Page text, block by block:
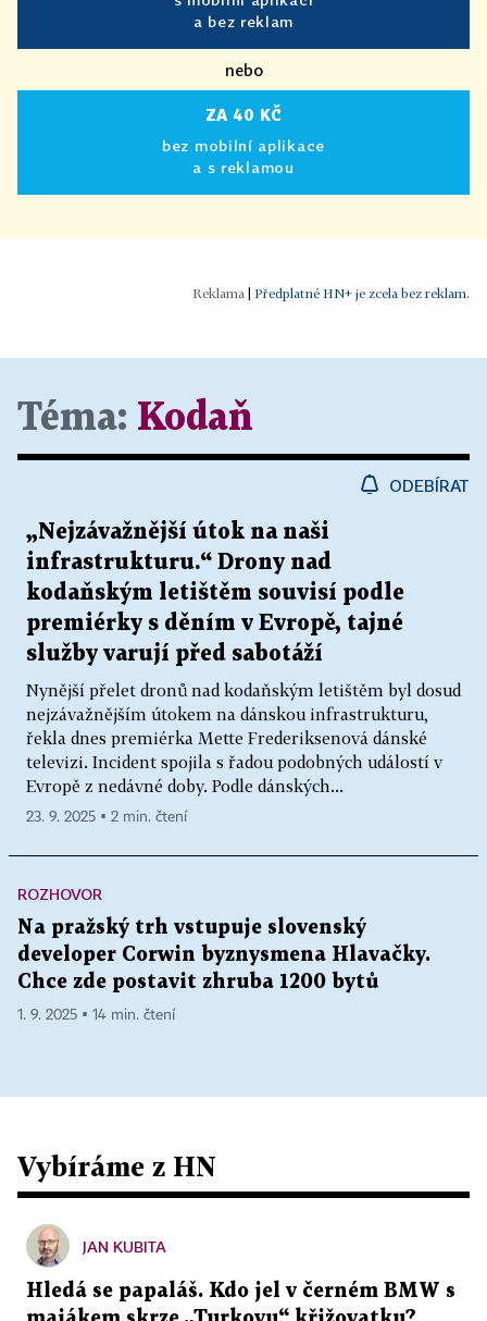
a bez reklam
nebo
ZA 40 KČ
bez mobilní aplikace
a s reklamou
Předplatné HN+ je zcela bez reklam.
Téma: Kodaň
ODEBÍRAT
„Nejzávažnější útok na naši
infrastrukturu.“ Drony nad
kodaňským letištěm souvisí podle
premiérky s děním v Evropě, tajné
služby varují před sabotáží
Nynější přelet dronů nad kodaňským letištěm byl dosud
nejzávažnějším útokem na dánskou infrastrukturu,
řekla dnes premiérka Mette Frederiksenová dánské
televizi. Incident spojila s řadou podobných událostí v
Evropě z nedávné doby. Podle dánských...
23. 9. 2025 ▪ 2 min. čtení
ROZHOVOR
Na pražský trh vstupuje slovenský
developer Corwin byznysmena Hlavačky.
Chce zde postavit zhruba 1200 bytů
1. 9. 2025 ▪ 14 min. čtení
Vybíráme z HN
JAN KUBITA
Hledá se papaláš. Kdo jel v černém BMW s